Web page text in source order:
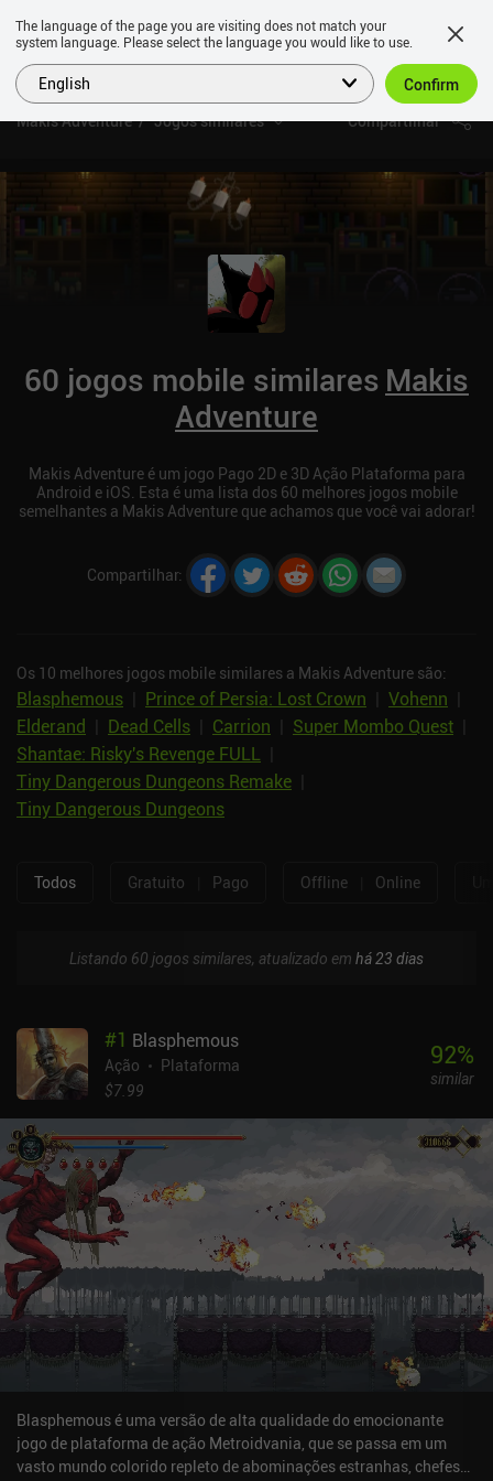
Makis Adventure Jogos similares Compartilhar
60 jogos mobile similares Makis
Adventure
Makis Adventure é um jogo Pago 2D e 3D Ação Plataforma para
Android e iOS. Esta é uma lista dos 60 melhores jogos mobile
semelhantes a Makis Adventure que achamos que você vai adorar!
Compartilhar:
Os 10 melhores jogos mobile similares a Makis Adventure são:
Blasphemous Prince of Persia: Lost Crown Vohenn
Elderand
Dead Cells Carrion Super Mombo Quest
Shantae: Risky's Revenge FULL
Tiny Dangerous Dungeons Remake
Tiny Dangerous Dungeons
Todos Gratuito Pago Offline Online
Listando 60 jogos similares, atualizado em há 23 dias
#1 Blasphemous
Ação
Plataforma
$7.99
92%
similar
Blasphemous é uma versão de alta qualidade do emocionante
jogo de plataforma de ação Metroidvania, que se passa em um
vasto mundo colorido repleto de abominações estranhas, chefes
The language of the page you are visiting does not match your
system language. Please select the language you would like to use.
English Confirm